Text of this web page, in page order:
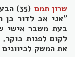
שרון תמם
(35)
בעת משבר אישי
את המשק